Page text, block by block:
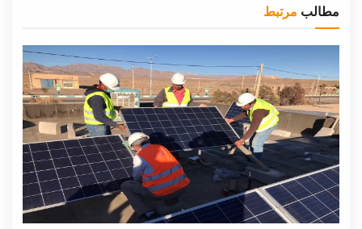
مطالب مرتبط